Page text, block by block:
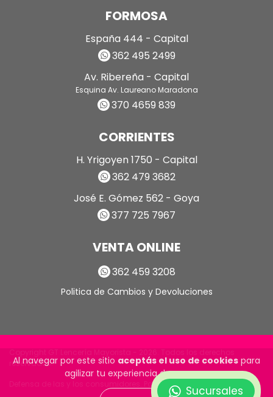
Al navegar por este sitio aceptás el uso de cookies para
agilizar tu experiencia de compra.
Sucursales
FORMOSA
España 444 - Capital
362 495 2499
Av. Ribereña - Capital
Esquina Av. Laureano Maradona
370 4659 839
CORRIENTES
H. Yrigoyen 1750 - Capital
362 479 3682
José E. Gómez 562 - Goya
377 725 7967
VENTA ONLINE
362 459 3208
Politica de Cambios y Devoluciones
Copyright GT Lencería Mayorista - 2026. Todos los derechos
reservados.
Defensa de las y los consumidores. Para reclamos
ingrese aquí